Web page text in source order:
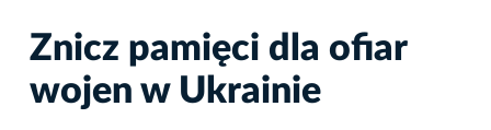
Znicz pamięci dla ofiar
wojen w Ukrainie